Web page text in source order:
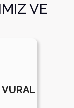
VE
VURAL